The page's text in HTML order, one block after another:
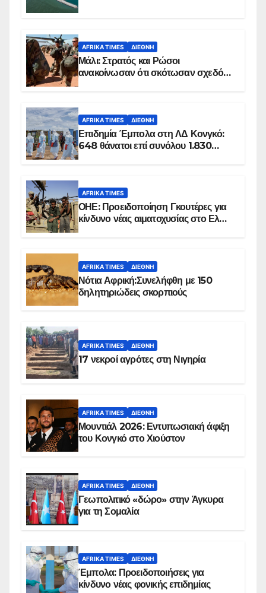
AFRIKA TIMES ΔΙΕΘΝΉ
Μάλι: Στρατός και Ρώσοι
ανακοίνωσαν ότι σκότωσαν σχεδόν
AFRIKA TIMES ΔΙΕΘΝΉ
Επιδημία Έμπολα στη ΛΔ Κονγκό:
648 θάνατοι επί συνόλου 1.830
AFRIKA TIMES
ΟΗΕ: Προειδοποίηση Γκουτέρες για
κίνδυνο νέας αιματοχυσίας στο Ελ
AFRIKA TIMES ΔΙΕΘΝΉ
Νότια Αφρική:Συνελήφθη με 150
δηλητηριώδεις σκορπιούς
AFRIKA TIMES ΔΙΕΘΝΉ
17 νεκροί αγρότες στη Νιγηρία
AFRIKA TIMES ΔΙΕΘΝΉ
Μουντιάλ 2026: Εντυπωσιακή άφιξη
του Κονγκό στο Χιούστον
AFRIKA TIMES ΔΙΕΘΝΉ
Γεωπολιτικό «δώρο» στην Άγκυρα
για τη Σομαλία
AFRIKA TIMES ΔΙΕΘΝΉ
Έμπολα: Προειδοποιήσεις για
κίνδυνο νέας φονικής επιδημίας